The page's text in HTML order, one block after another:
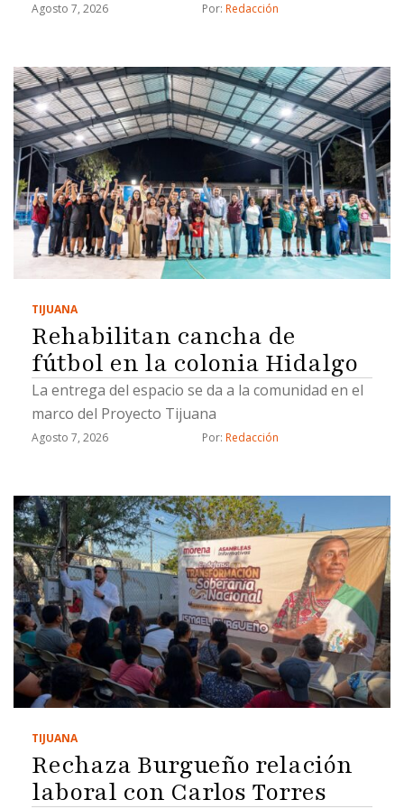
Agosto 7, 2026 Por: Redacción
TIJUANA
Rehabilitan cancha de
fútbol en la colonia Hidalgo
La entrega del espacio se da a la comunidad en el
marco del Proyecto Tijuana
Agosto 7, 2026 Por: Redacción
TIJUANA
Rechaza Burgueño relación
laboral con Carlos Torres